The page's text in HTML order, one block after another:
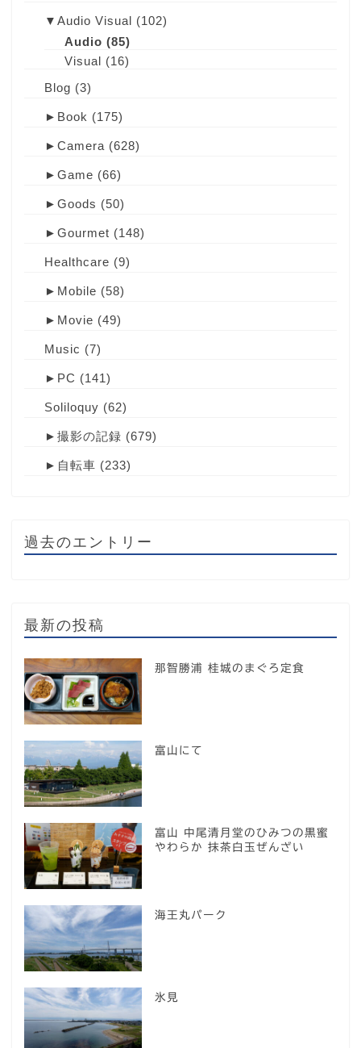
▼ Audio Visual (102)
Audio (85)
Visual (16)
Blog (3)
► Book (175)
► Camera (628)
► Game (66)
► Goods (50)
► Gourmet (148)
Healthcare (9)
► Mobile (58)
► Movie (49)
Music (7)
► PC (141)
Soliloquy (62)
► 撮影の記録 (679)
► 自転車 (233)
過去のエントリー
最新の投稿
那智勝浦 桂城のまぐろ定食
富山にて
富山 中尾清月堂のひみつの黒蜜
やわらか 抹茶白玉ぜんざい
海王丸パーク
氷見